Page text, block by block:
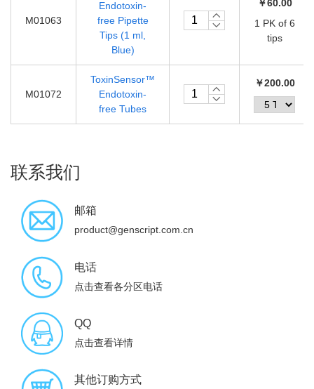
M01063
Endotoxin-
free Pipette
Tips (1 ml,
Blue)
￥60.00
1 PK of 6
tips
M01072
ToxinSensor™
Endotoxin-
free Tubes
￥200.00
联系我们
邮箱
product@genscript.com.cn
电话
点击查看各分区电话
QQ
点击查看详情
其他订购方式